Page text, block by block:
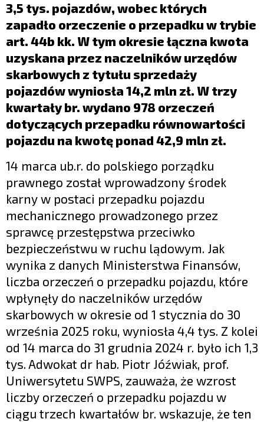
3,5 tys. pojazdów, wobec których
zapadło orzeczenie o przepadku w trybie
art. 44b kk. W tym okresie łączna kwota
uzyskana przez naczelników urzędów
skarbowych z tytułu sprzedaży
pojazdów wyniosła 14,2 mln zł. W trzy
kwartały br. wydano 978 orzeczeń
dotyczących przepadku równowartości
pojazdu na kwotę ponad 42,9 mln zł.
14 marca ub.r. do polskiego porządku
prawnego został wprowadzony środek
karny w postaci przepadku pojazdu
mechanicznego prowadzonego przez
sprawcę przestępstwa przeciwko
bezpieczeństwu w ruchu lądowym. Jak
wynika z danych Ministerstwa Finansów,
liczba orzeczeń o przepadku pojazdu, które
wpłynęły do naczelników urzędów
skarbowych w okresie od 1 stycznia do 30
września 2025 roku, wyniosła 4,4 tys. Z kolei
od 14 marca do 31 grudnia 2024 r. było ich 1,3
tys. Adwokat dr hab. Piotr Jóźwiak, prof.
Uniwersytetu SWPS, zauważa, że wzrost
liczby orzeczeń o przepadku pojazdu w
ciągu trzech kwartałów br. wskazuje, że ten